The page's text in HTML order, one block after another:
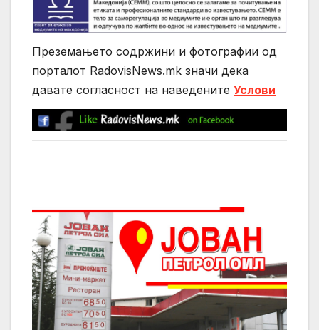
Преземањето содржини и фотографии од
порталот RadovisNews.mk значи дека
давате согласност на нaведените Услови